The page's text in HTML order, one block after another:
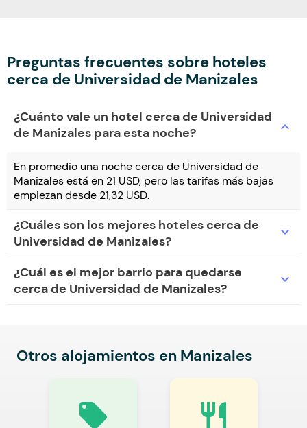
Preguntas frecuentes sobre hoteles
cerca de Universidad de Manizales
¿Cuánto vale un hotel cerca de Universidad
de Manizales para esta noche?
expand_more
En promedio una noche cerca de Universidad de
Manizales está en 21 USD, pero las tarifas más bajas
empiezan desde 21,32 USD.
¿Cuáles son los mejores hoteles cerca de
Universidad de Manizales?
expand_more
¿Cuál es el mejor barrio para quedarse
cerca de Universidad de Manizales?
expand_more
Otros alojamientos en Manizales
local_offer restaurant